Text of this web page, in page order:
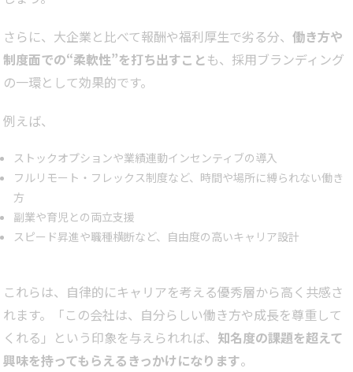
さらに、大企業と比べて報酬や福利厚生で劣る分、 働き方や
制度面での“柔軟性”を打ち出すことも、採用ブランディング
の一環として効果的です。
例えば、
ストックオプションや業績連動インセンティブの導入
フルリモート・フレックス制度など、時間や場所に縛られない働き
方
副業や育児との両立支援
スピード昇進や職種横断など、自由度の高いキャリア設計
これらは、自律的にキャリアを考える優秀層から高く共感さ
れます。「この会社は、自分らしい働き方や成長を尊重して
くれる」という印象を与えられれば、 知名度の課題を超えて
興味を持ってもらえるきっかけになります。